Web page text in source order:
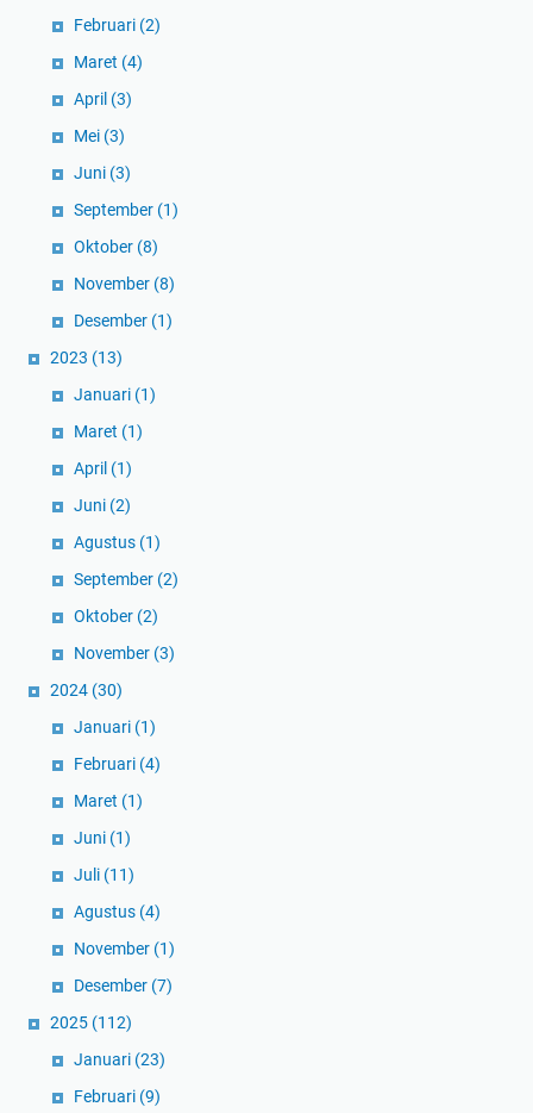
Februari (2)
Maret (4)
April (3)
Mei (3)
Juni (3)
September (1)
Oktober (8)
November (8)
Desember (1)
2023 (13)
Januari (1)
Maret (1)
April (1)
Juni (2)
Agustus (1)
September (2)
Oktober (2)
November (3)
2024 (30)
Januari (1)
Februari (4)
Maret (1)
Juni (1)
Juli (11)
Agustus (4)
November (1)
Desember (7)
2025 (112)
Januari (23)
Februari (9)